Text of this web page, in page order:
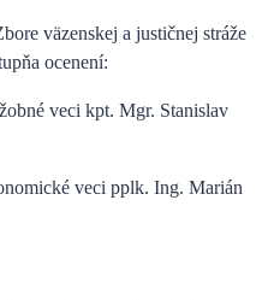
väzenskej a justičnej stráže
ocenení:
veci kpt. Mgr. Stanislav
veci pplk. Ing. Marián